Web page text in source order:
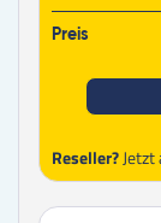
Preis
Reseller?Jetzt